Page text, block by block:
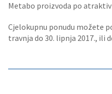
Metabo proizvoda po
Cjelokupnu ponudu možete
travnja do 30. lipnja 2017., ili